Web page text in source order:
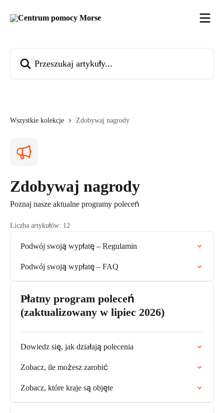
Wszystkie kolekcje Zdobywaj nagrody
Zdobywaj nagrody
Poznaj nasze aktualne programy poleceń
Liczba artykułów: 12
Podwój swoją wypłatę – Regulamin
Podwój swoją wypłatę – FAQ
Płatny program poleceń
(zaktualizowany w lipiec 2026)
Dowiedz się, jak działają polecenia
Zobacz, ile możesz zarobić
Zobacz, które kraje są objęte